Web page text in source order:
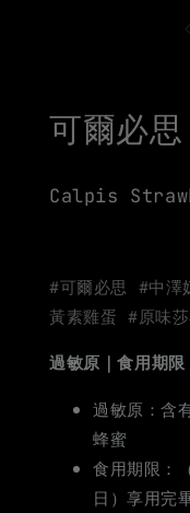
可爾必
Calpis
#可爾必思 #中
黃素雞蛋 #原味
過敏原｜食用期
過敏原：含
蜂蜜
食用期限：
日）享用完